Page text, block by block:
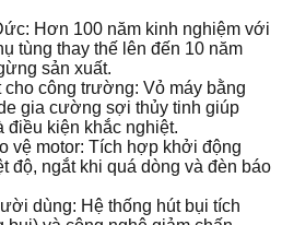
Hơn 100 năm kinh nghiệm với
tùng thay thế lên đến 10 năm
sản xuất.
công trường: Vỏ máy bằng
gia cường sợi thủy tinh giúp
kiện khắc nghiệt.
vệ motor: Tích hợp khởi động
độ, ngắt khi quá dòng và đèn báo
dùng: Hệ thống hút bụi tích